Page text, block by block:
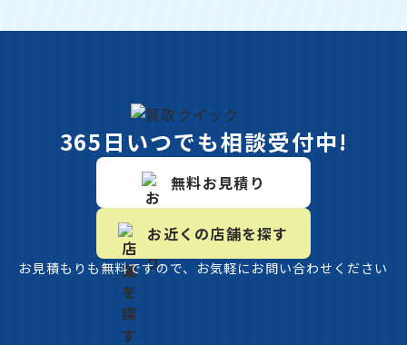
365日いつでも相談受付中!
無料お見積り
お近くの店舗を探す
お見積もりも無料ですので、お気軽にお問い合わせください